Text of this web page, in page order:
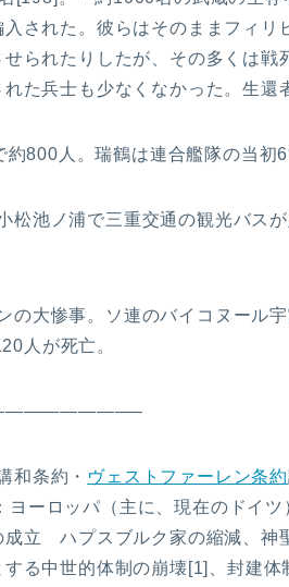
された。彼らはそのままフィリ
られたりしたが、その多くは戦
た兵士も少なくなかった。生還
800人。瑞鶴は連合艦隊の当初
松池ノ浦で三重交通の観光バス
の大惨事。ソ連のバイコヌール
人が死亡。
和条約・ ヴェストファーレン条約
ーロッパ（主に、現在のドイ
成立 ハプスブルク家の縮減、神
する中世的体制の崩壊[1]、封建